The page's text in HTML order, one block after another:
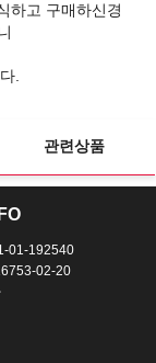
하고 구매하신경
관련상품
01-192540
02-20